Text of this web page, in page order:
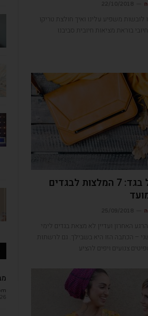
לובשות משפיע עלינו ואיך חולצת טריקו
בוראת מציאות חיובית סביבנו
זמן ועת לכל בגד: 7 המלצות לבגדים
האחרון ועדיין לא מצאת בגדים לימי
– הכתבה הזו היא בשבילך. גם לרשתות
צנועים ויפים להציע